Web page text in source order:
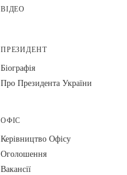
ВІДЕО
ПРЕЗИДЕНТ
Біографія
Про Президента України
ОФІС
Керівництво Офісу
Оголошення
Вакансії